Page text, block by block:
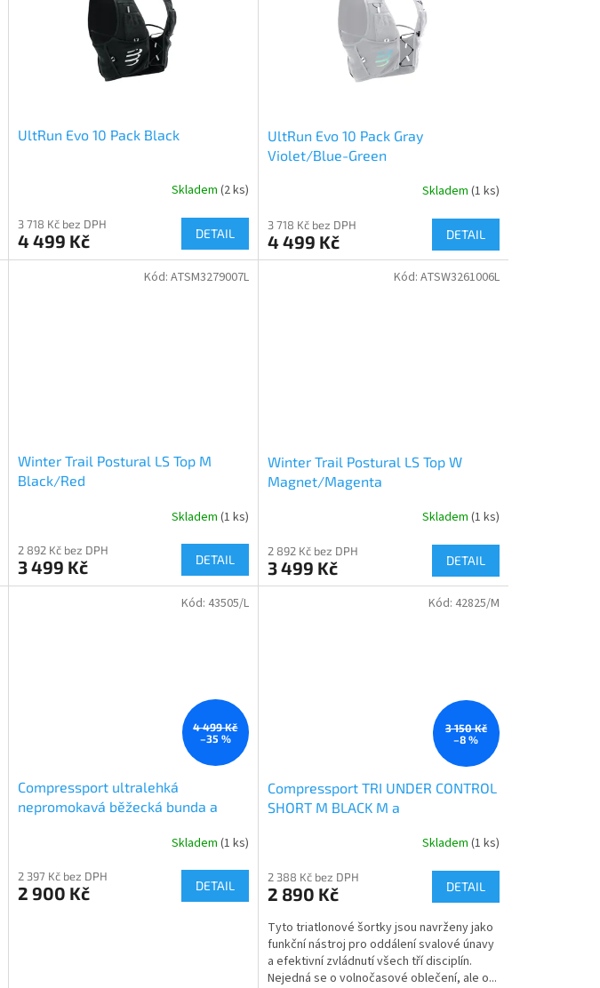
UltRun Evo 10 Pack Black
Skladem (2 ks)
3 718 Kč bez DPH
4 499 Kč DETAIL
UltRun Evo 10 Pack Gray
Violet/Blue-Green
Skladem (1 ks)
3 718 Kč bez DPH
4 499 Kč DETAIL
Winter Trail Postural LS Top M
Black/Red
Skladem (1 ks)
2 892 Kč bez DPH
3 499 Kč DETAIL
Kód: ATSM3279007L
Winter Trail Postural LS Top W
Magnet/Magenta
Skladem (1 ks)
2 892 Kč bez DPH
3 499 Kč DETAIL
Kód: ATSW3261006L
4 499 Kč
–35 %
Compressport ultralehká
nepromokavá běžecká bunda a
Skladem (1 ks)
2 397 Kč bez DPH
2 900 Kč DETAIL
Kód: 43505/L
3 150 Kč
–8 %
Compressport TRI UNDER CONTROL
SHORT M BLACK M a
Skladem (1 ks)
2 388 Kč bez DPH
2 890 Kč DETAIL
Tyto triatlonové šortky jsou navrženy jako
funkční nástroj pro oddálení svalové únavy
a efektivní zvládnutí všech tří disciplín.
Nejedná se o volnočasové oblečení, ale o...
Kód: 42825/M